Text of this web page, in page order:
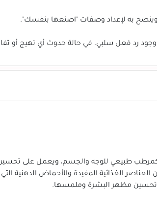
وينصح به لإعداد وصفات "اصنعها بنفسك".
وجود رد فعل سلبي. في حالة حدوث أي تهيج أو
كمرطب طبيعي للوجه والجسم، ويعمل على
الغذائية المفيدة والأحماض الدهنية
تحسين مظهر البشرة وملمسها.